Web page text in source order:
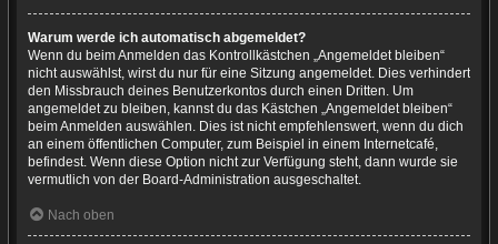
Warum werde ich automatisch abgemeldet?
Wenn du beim Anmelden das Kontrollkästchen „Angemeldet bleiben“
nicht auswählst, wirst du nur für eine Sitzung angemeldet. Dies verhindert
den Missbrauch deines Benutzerkontos durch einen Dritten. Um
angemeldet zu bleiben, kannst du das Kästchen „Angemeldet bleiben“
beim Anmelden auswählen. Dies ist nicht empfehlenswert, wenn du dich
an einem öffentlichen Computer, zum Beispiel in einem Internetcafé,
befindest. Wenn diese Option nicht zur Verfügung steht, dann wurde sie
vermutlich von der Board-Administration ausgeschaltet.
Nach oben